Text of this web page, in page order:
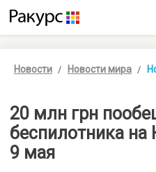
Новости Новости мира
20 млн грн
беспилотника
9 мая